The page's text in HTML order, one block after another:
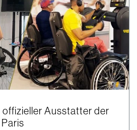
Ausstatter der